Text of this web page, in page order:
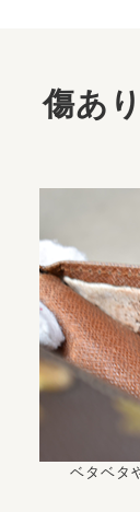
傷あ
ベタベタ